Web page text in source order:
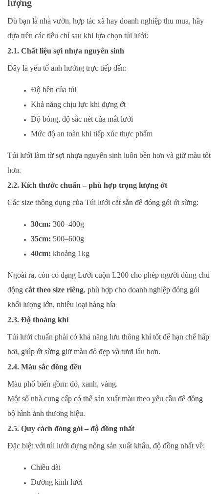
lượng
Dù bạn là nhà vườn, hợp tác xã hay doanh nghiệp thu mua, hãy
dựa trên các tiêu chí sau khi lựa chọn túi lưới:
2.1. Chất liệu sợi nhựa nguyên sinh
Đây là yếu tố ảnh hưởng trực tiếp đến:
Độ bền của túi
Khả năng chịu lực khi đựng ớt
Độ bóng, độ sắc nét của mắt lưới
Mức độ an toàn khi tiếp xúc thực phẩm
Túi lưới làm từ sợi nhựa nguyên sinh luôn bền hơn và giữ màu tốt
hơn.
2.2. Kích thước chuẩn – phù hợp trọng lượng ớt
Các size thông dụng của Túi lưới cắt sẵn để đóng gói ớt sừng:
30cm: 300–400g
35cm: 500–600g
40cm: khoảng 1kg
Ngoài ra, còn có dạng Lưới cuộn L200 cho phép người dùng chủ
động cắt theo size riêng, phù hợp cho doanh nghiệp đóng gói
khối lượng lớn, nhiều loại hàng hía
2.3. Độ thoáng khí
Túi lưới chuẩn phải có khả năng lưu thông khí tốt để hạn chế hấp
hơi, giúp ớt sừng giữ màu đỏ đẹp và tươi lâu hơn.
2.4. Màu sắc đồng đều
Màu phổ biến gồm: đỏ, xanh, vàng.
Một số nhà cung cấp có thể sản xuất màu theo yêu cầu để đồng
bộ hình ảnh thương hiệu.
2.5. Quy cách đóng gói – độ đồng nhất
Đặc biệt với túi lưới đựng nông sản xuất khẩu, độ đồng nhất về:
Chiều dài
Đường kính lưới